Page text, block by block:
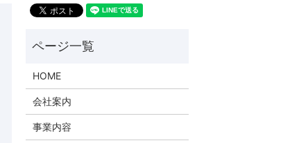
HOME
会社案内
事業内容